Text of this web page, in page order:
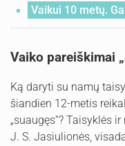
Vaikui 10 metų.
Vaiko pareiškimai
Ką daryti su namų
šiandien 12-metis
„suaugęs“? Taisyklės
J. S. Jasiulionės,